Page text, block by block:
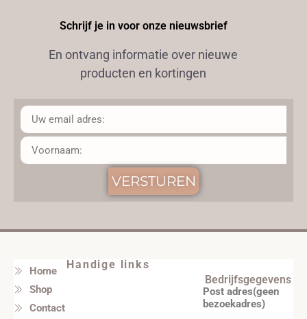
Schrijf je in voor onze nieuwsbrief
En ontvang informatie over nieuwe
producten en kortingen
VERSTUREN
Handige links
Home
Shop
Contact
Bedrijfsgegevens
Post adres(geen
bezoekadres)